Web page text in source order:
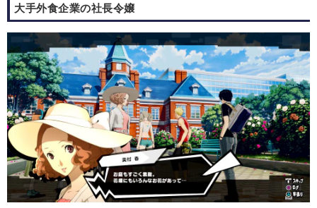
大手外食企業の社長令嬢